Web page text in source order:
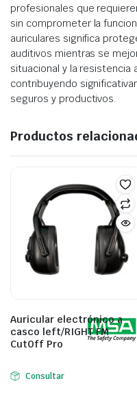
profesionales que
sin comprometer la
auriculares significa
auditivos mientras se
situacional y la resistencia
contribuyendo
seguros y productivos.
Productos
Auricular electrónico a
casco left/RIGHT FM
CutOff Pro
Consultar